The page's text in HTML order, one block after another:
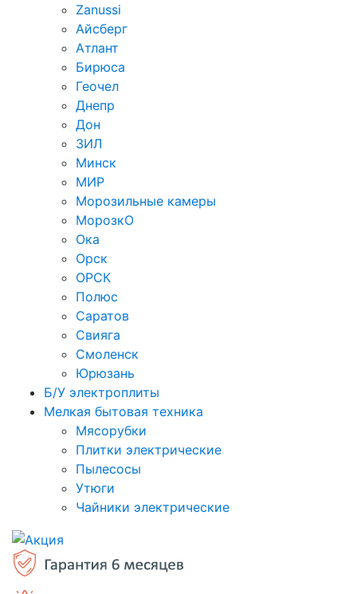
Zanussi
Айсберг
Атлант
Бирюса
Геочел
Днепр
Дон
ЗИЛ
Минск
МИР
Морозильные камеры
МорозкО
Ока
Орск
ОРСК
Полюс
Саратов
Свияга
Смоленск
Юрюзань
Б/У электроплиты
Мелкая бытовая техника
Мясорубки
Плитки электрические
Пылесосы
Утюги
Чайники электрические